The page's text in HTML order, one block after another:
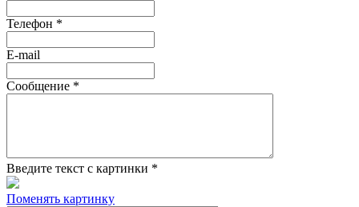
Телефон *
E-mail
Сообщение *
Введите текст с картинки *
Поменять картинку